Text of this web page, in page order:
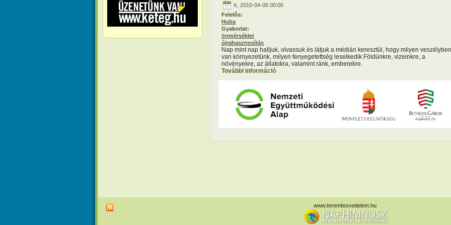
k, 2010-04-06 00:00
Felelős:
Huba
Gyakorlat:
önmérséklet
újrahasznosítás
Nap mint nap halljuk, olvassuk és látjuk a médián keresztül, hogy milyen veszélyben
van környezetünk, milyen fenyegetettség leselkedik Földünkre, vizeinkre, a
növényekre, az állatokra, valamint ránk, emberekre.
További információ
www.teremtesvedelem.hu